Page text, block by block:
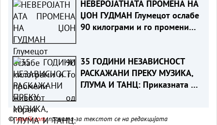
НЕВЕРОЈАТНАТА ПРОМЕНА НА
ЏОН ГУДМАН Глумецот ослабе
90 килограми и го промени
35 ГОДИНИ НЕЗАВИСНОСТ
РАСКАЖАНИ ПРЕКУ МУЗИКА,
ГЛУМА И ТАНЦ: Приказната за
©vesnik.com, правата за текстот се на редакцијата